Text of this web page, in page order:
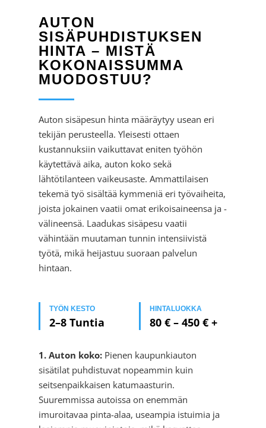
AUTON
SISÄPUHDISTUKSEN
HINTA – MISTÄ
KOKONAISSUMMA
MUODOSTUU?
Auton sisäpesun hinta määräytyy usean eri
tekijän perusteella. Yleisesti ottaen
kustannuksiin vaikuttavat eniten työhön
käytettävä aika, auton koko sekä
lähtötilanteen vaikeusaste. Ammattilaisen
tekemä työ sisältää kymmeniä eri työvaiheita,
joista jokainen vaatii omat erikoisaineensa ja -
välineensä. Laadukas sisäpesu vaatii
vähintään muutaman tunnin intensiivistä
työtä, mikä heijastuu suoraan palvelun
hintaan.
TYÖN KESTO
2–8 Tuntia
HINTALUOKKA
80 € – 450 € +
1. Auton koko:Pienen kaupunkiauton
sisätilat puhdistuvat nopeammin kuin
seitsenpaikkaisen katumaasturin.
Suuremmissa autoissa on enemmän
imuroitavaa pinta-alaa, useampia istuimia ja